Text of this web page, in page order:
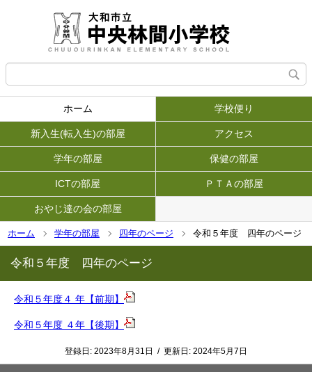
ホーム 学校便り
新入生(転入生)の部屋 アクセス
学年の部屋 保健の部屋
ICTの部屋 ＰＴＡの部屋
おやじ達の会の部屋
ホーム 学年の部屋 四年のページ 令和５年度 四年のページ
令和５年度 四年のページ
令和５年度４ 年【前期】
令和５年度 ４年【後期】
登録日: 2023年8月31日 / 更新日: 2024年5月7日